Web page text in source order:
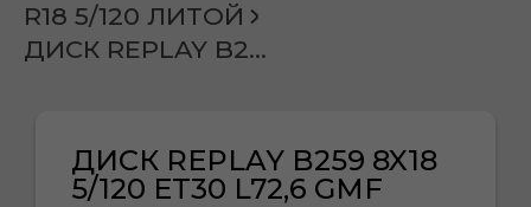
R18 5/120 ЛИТОЙ
ДИСК REPLAY B259 8X18 5/120 ET30 L72,6 GMF
ДИСК REPLAY B259 8X18
5/120 ET30 L72,6 GMF